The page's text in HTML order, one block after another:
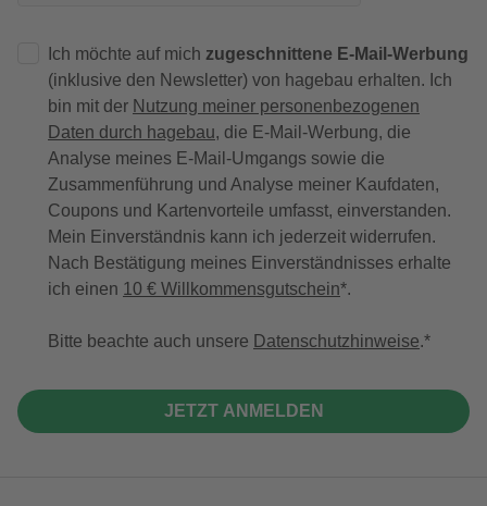
Ich möchte auf mich zugeschnittene E-Mail-Werbung
(inklusive den Newsletter) von hagebau erhalten. Ich
bin mit der Nutzung meiner personenbezogenen
Daten durch hagebau, die E-Mail-Werbung, die
Analyse meines E-Mail-Umgangs sowie die
Zusammenführung und Analyse meiner Kaufdaten,
Coupons und Kartenvorteile umfasst, einverstanden.
Mein Einverständnis kann ich jederzeit widerrufen.
Nach Bestätigung meines Einverständnisses erhalte
ich einen 10 € Willkommensgutschein*.
Bitte beachte auch unsere Datenschutzhinweise.
JETZT ANMELDEN